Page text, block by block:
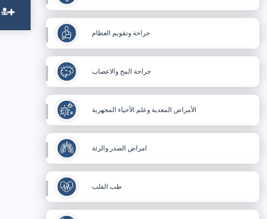
جراحة وتقويم العظام
جراحة المخ والاعصاب
الأمراض المعدية وعلم الأحياء المجهرية
امراض الصدر والرئة
طب القلب